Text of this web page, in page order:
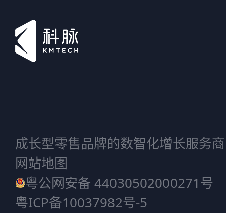
成长型零售品牌的数智化增长服务商
网站地图
粤公网安备 44030502000271号
粤ICP备10037982号-5